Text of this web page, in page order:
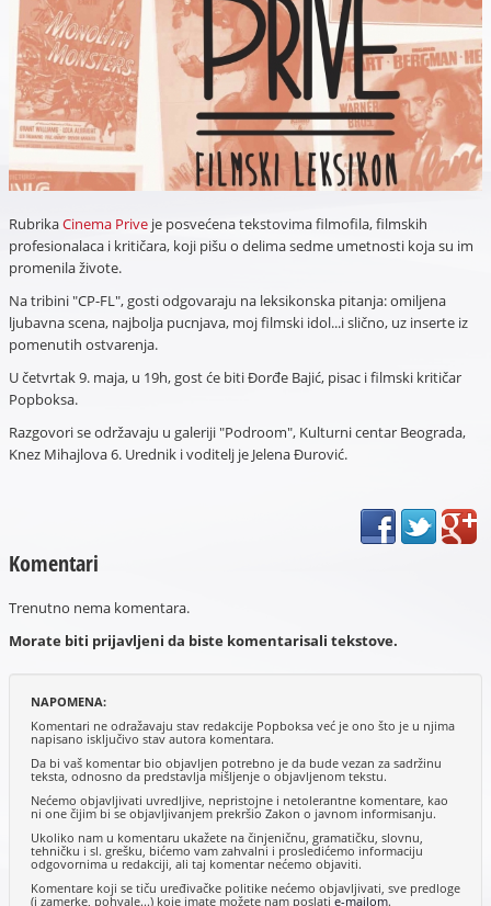
RubrikaCinema Priveje posvećena tekstovima filmofila, filmskih
profesionalaca i kritičara, koji pišu o delima sedme umetnosti koja su im
promenila živote.
Na tribini "CP-FL", gosti odgovaraju na leksikonska pitanja: omiljena
ljubavna scena, najbolja pucnjava, moj filmski idol...i slično, uz inserte iz
pomenutih ostvarenja.
U četvrtak 9. maja, u 19h, gost će biti Đorđe Bajić, pisac i filmski kritičar
Popboksa.
Razgovori se održavaju u galeriji "Podroom", Kulturni centar Beograda,
Knez Mihajlova 6. Urednik i voditelj je Jelena Đurović.
Komentari
Trenutno nema komentara.
Morate biti prijavljeni da biste komentarisali tekstove.
NAPOMENA:
Komentari ne odražavaju stav redakcije Popboksa već je ono što je u njima
napisano isključivo stav autora komentara.
Da bi vaš komentar bio objavljen potrebno je da bude vezan za sadržinu
teksta, odnosno da predstavlja mišljenje o objavljenom tekstu.
Nećemo objavljivati uvredljive, nepristojne i netolerantne komentare, kao
ni one čijim bi se objavljivanjem prekršio Zakon o javnom informisanju.
Ukoliko nam u komentaru ukažete na činjeničnu, gramatičku, slovnu,
tehničku i sl. grešku, bićemo vam zahvalni i prosledićemo informaciju
odgovornima u redakciji, ali taj komentar nećemo objaviti.
Komentare koji se tiču uređivačke politike nećemo objavljivati, sve predloge
(i zamerke, pohvale...) koje imate možete nam poslatie-mailom.